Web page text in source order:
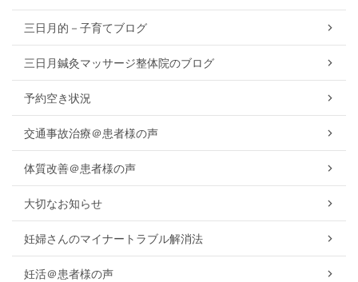
三日月的－子育てブログ
三日月鍼灸マッサージ整体院のブログ
予約空き状況
交通事故治療＠患者様の声
体質改善＠患者様の声
大切なお知らせ
妊婦さんのマイナートラブル解消法
妊活＠患者様の声